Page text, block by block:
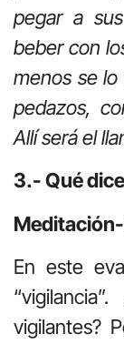
pegar a
beber con
menos se lo
pedazos,
Allí será el
3.- Qué
En este
vigilantes?